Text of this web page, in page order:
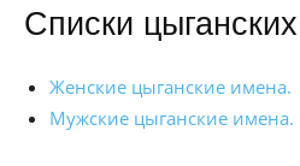
Списки
Женские цыганские имена.
Мужские цыганские имена.